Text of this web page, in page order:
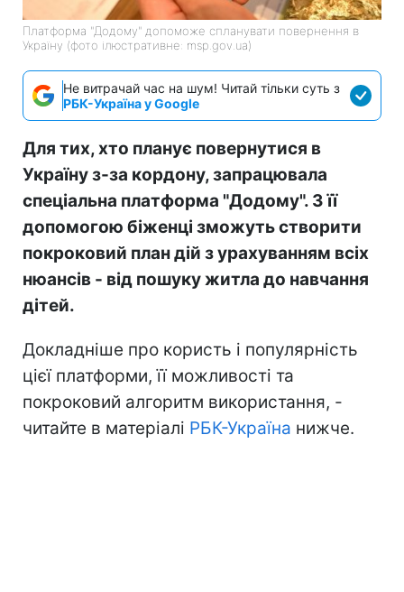
Платформа "Додому" допоможе спланувати повернення в
Україну (фото ілюстративне: msp.gov.ua)
Не витрачай час на шум! Читай тільки суть з
РБК-Україна у Google
Для тих, хто планує повернутися в
Україну з-за кордону, запрацювала
спеціальна платформа "Додому". З її
допомогою біженці зможуть створити
покроковий план дій з урахуванням всіх
нюансів - від пошуку житла до навчання
дітей.
Докладніше про користь і популярність
цієї платформи, її можливості та
покроковий алгоритм використання, -
читайте в матеріалі РБК-Україна нижче.